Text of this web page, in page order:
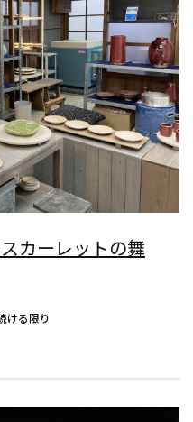
カーレットの舞
ける限り